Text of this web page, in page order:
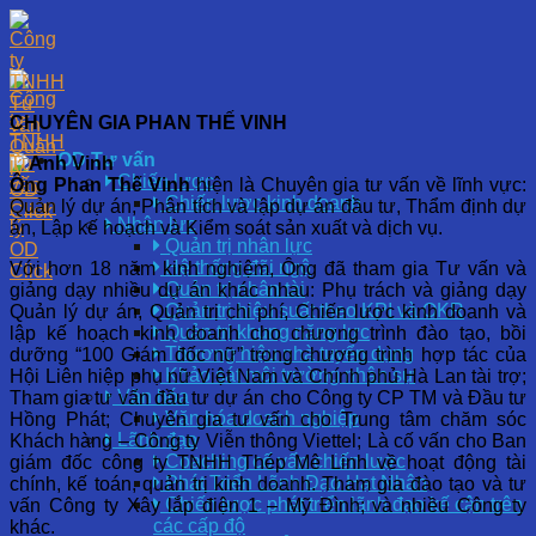
Skip
to
content
OD Tư vấn
Chiến lược
Chiến lược kinh doanh
Nhân lực
Quản trị nhân lực
Hệ thống đãi ngộ
Quản trị nhân tài
Quản trị hiệu suất theo KPI và OKR
Quản trị khung năng lực
Thương hiệu nhà tuyển dụng
Khảo sát môi trường nhân sự
Văn hóa
Văn hóa doanh nghiệp
Lãnh đạo
Coaching cố vấn chiến lược
Phát Triển Lãnh Đạo Hạt Nhân
Chiến lược phát triển lãnh đạo kế cận trên
các cấp độ
CHUYÊN GIA PHAN THẾ VINH
Ông Phan Thế Vinhhiện là Chuyên gia tư vấn về lĩnh vực:
Quản lý dự án, Phân tích và lập dự án đầu tư, Thẩm định dự
án, Lập kế hoạch và Kiểm soát sản xuất và dịch vụ.
Với hơn 18 năm kinh nghiệm, Ông đã tham gia Tư vấn và
giảng dạy nhiều dự án khác nhau: Phụ trách và giảng dạy
Quản lý dự án, Quản trị chi phí, Chiến lược kinh doanh và
lập kế hoạch kinh doanh cho chương trình đào tạo, bồi
dưỡng “100 Giám đốc nữ” trong chương trình hợp tác của
Hội Liên hiệp phụ nữ Việt Nam và Chính phủ Hà Lan tài trợ;
Tham gia tư vấn đầu tư dự án cho Công ty CP TM và Đầu tư
Hồng Phát; Chuyên gia tư vấn cho Trung tâm chăm sóc
Khách hàng – Công ty Viễn thông Viettel; Là cố vấn cho Ban
giám đốc công ty TNHH Thép Mê Linh về hoạt động tài
chính, kế toán, quản trị kinh doanh. Tham gia đào tạo và tư
vấn Công ty Xây lắp điện 1 – Mỹ Đình; và nhiều Công ty
khác.